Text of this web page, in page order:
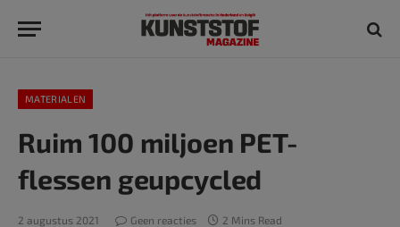
MATERIALEN
Ruim 100 miljoen PET-
flessen geupcycled
2 augustus 2021 Geen reacties 2 Mins Read